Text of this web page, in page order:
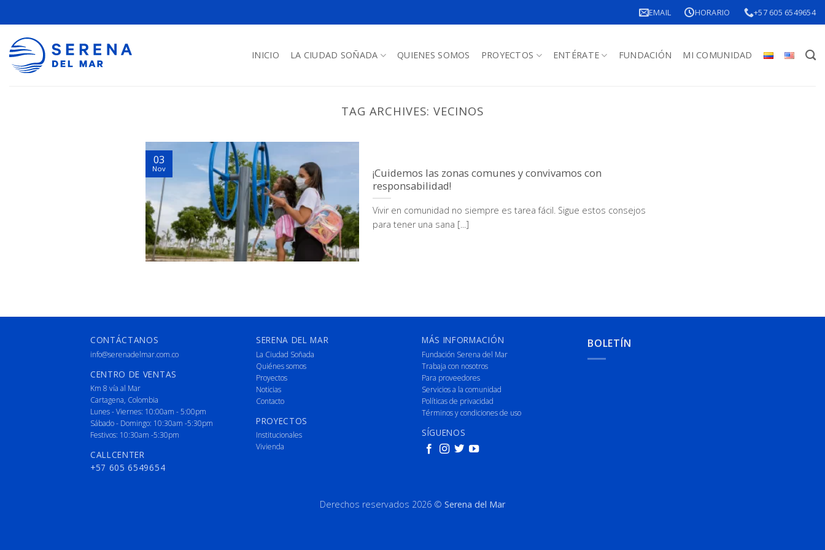
EMAIL HORARIO +57 605 6549654
INICIO LA CIUDAD SOÑADA QUIENES SOMOS PROYECTOS ENTÉRATE FUNDACIÓN MI COMUNIDAD
TAG ARCHIVES: VECINOS
¡Cuidemos las zonas comunes y convivamos con
responsabilidad!
Vivir en comunidad no siempre es tarea fácil. Sigue estos consejos
para tener una sana [...]
03
Nov
CONTÁCTANOS
info@serenadelmar.com.co
CENTRO DE VENTAS
Km 8 vía al Mar
Cartagena, Colombia
Lunes - Viernes: 10:00am - 5:00pm
Sábado - Domingo: 10:30am -5:30pm
Festivos: 10:30am -5:30pm
CALLCENTER
+57 605 6549654
SERENA DEL MAR
La Ciudad Soñada
Quiénes somos
Proyectos
Noticias
Contacto
PROYECTOS
Institucionales
Vivienda
MÁS INFORMACIÓN
Fundación Serena del Mar
Trabaja con nosotros
Para proveedores
Servicios a la comunidad
Políticas de privacidad
Términos y condiciones de uso
SÍGUENOS
BOLETÍN
Derechos reservados 2026 © Serena del Mar